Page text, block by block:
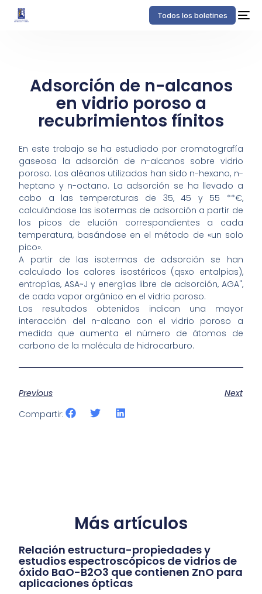
Todos los boletines
Adsorción de n-alcanos
en vidrio poroso a
recubrimientos fínitos
En este trabajo se ha estudiado por cromatografía
gaseosa la adsorción de n-alcanos sobre vidrio
poroso. Los aléanos utilizados han sido n-hexano, n-
heptano y n-octano. La adsorción se ha llevado a
cabo a las temperaturas de 35, 45 y 55 **€,
calculándose las isotermas de adsorción a partir de
los picos de elución correspondientes a cada
temperatura, basándose en el método de «un solo
pico».
A partir de las isotermas de adsorción se han
calculado los calores isostéricos (qsxo entalpias),
entropías, ASA~J y energías libre de adsorción, AGA",
de cada vapor orgánico en el vidrio poroso.
Los resultados obtenidos indican una mayor
interacción del n-alcano con el vidrio poroso a
medida que aumenta el número de átomos de
carbono de la molécula de hidrocarburo.
Previous
Next
Compartir:
Más artículos
Relación estructura-propiedades y
estudios espectroscópicos de vidrios de
óxido BaO-B2O3 que contienen ZnO para
aplicaciones ópticas